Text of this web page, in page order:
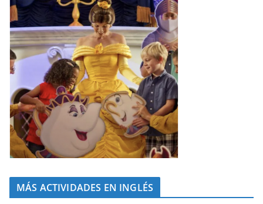
MÁS ACTIVIDADES EN INGLÉS